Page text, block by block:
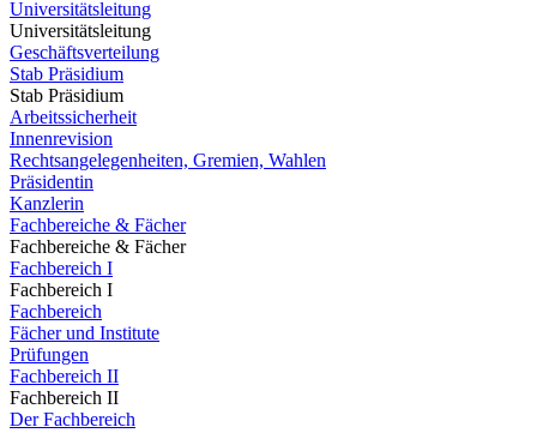
Universitätsleitung
Universitätsleitung
Geschäftsverteilung
Stab Präsidium
Stab Präsidium
Arbeitssicherheit
Innenrevision
Rechtsangelegenheiten, Gremien, Wahlen
Präsidentin
Kanzlerin
Fachbereiche & Fächer
Fachbereiche & Fächer
Fachbereich I
Fachbereich I
Fachbereich
Fächer und Institute
Prüfungen
Fachbereich II
Fachbereich II
Der Fachbereich